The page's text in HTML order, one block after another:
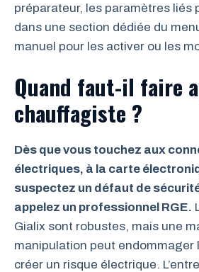
préparateur, les paramètres liés
dans une section dédiée du
manuel pour les activer ou les
Quand faut-il faire
chauffagiste ?
Dès que vous touchez aux
électriques, à la carte
suspectez un défaut de
appelez un professionnel RGE.
Gialix sont robustes, mais une
manipulation peut endommager
créer un risque électrique.